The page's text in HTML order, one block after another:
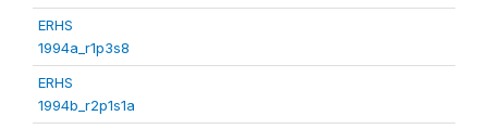
ERHS
1994a_r1p3s8
ERHS
1994b_r2p1s1a